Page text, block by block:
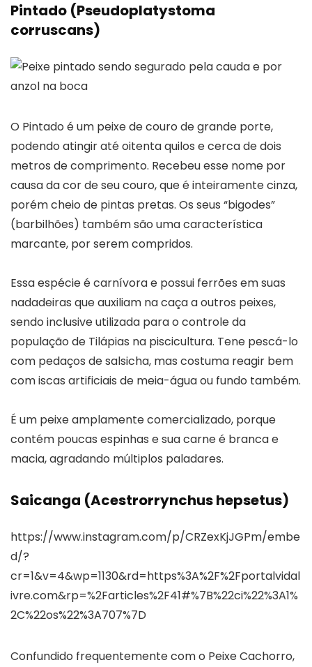
Pintado (Pseudoplatystoma
corruscans)
O Pintado é um peixe de couro de grande porte,
podendo atingir até oitenta quilos e cerca de dois
metros de comprimento. Recebeu esse nome por
causa da cor de seu couro, que é inteiramente cinza,
porém cheio de pintas pretas. Os seus “bigodes”
(barbilhões) também são uma característica
marcante, por serem compridos.
Essa espécie é carnívora e possui ferrões em suas
nadadeiras que auxiliam na caça a outros peixes,
sendo inclusive utilizada para o controle da
população de Tilápias na piscicultura. Tene pescá-lo
com pedaços de salsicha, mas costuma reagir bem
com iscas artificiais de meia-água ou fundo também.
É um peixe amplamente comercializado, porque
contém poucas espinhas e sua carne é branca e
macia, agradando múltiplos paladares.
Saicanga (Acestrorrynchus hepsetus)
https://www.instagram.com/p/CRZexKjJGPm/embe
d/?
cr=1&v=4&wp=1130&rd=https%3A%2F%2Fportalvidal
ivre.com&rp=%2Farticles%2F41#%7B%22ci%22%3A1%
2C%22os%22%3A707%7D
Confundido frequentemente com o Peixe Cachorro,